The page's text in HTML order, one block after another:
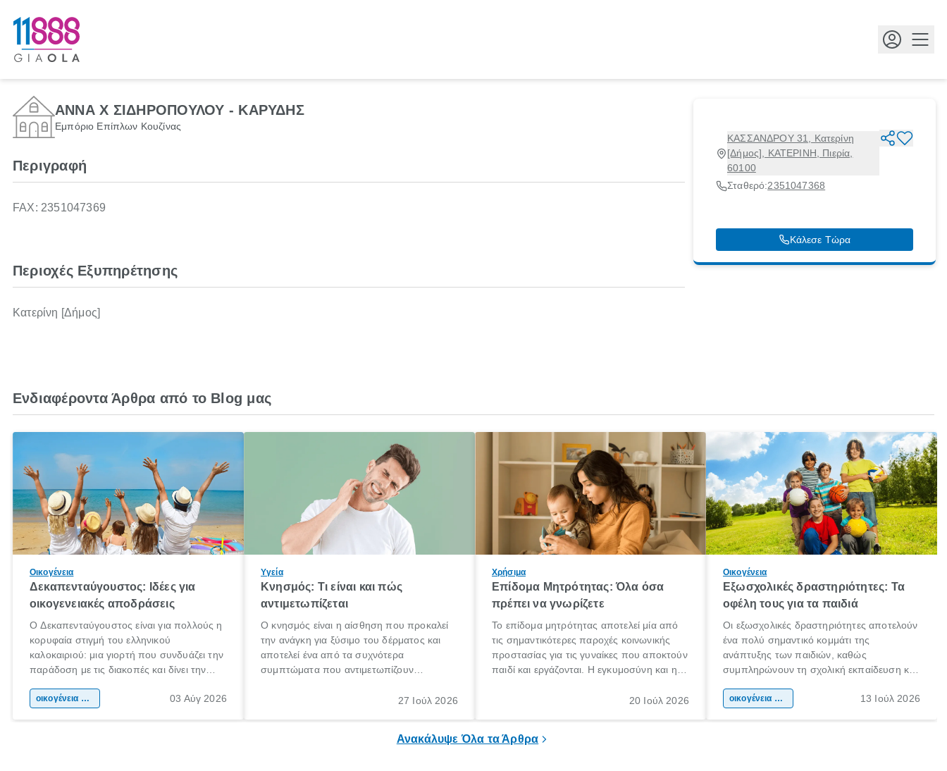
ΑΝΝΑ Χ ΣΙΔΗΡΟΠΟΥΛΟΥ - ΚΑΡΥΔΗΣ
Εμπόριο Επίπλων Κουζίνας
ΚΑΣΣΑΝΔΡΟΥ 31, Κατερίνη
[Δήμος], ΚΑΤΕΡΙΝΗ, Πιερία,
60100
Σταθερό:2351047368
Κάλεσε Τώρα
Περιγραφή
FAX: 2351047369
Περιοχές Εξυπηρέτησης
Κατερίνη [Δήμος]
Ενδιαφέροντα Άρθρα από το Blog μας
Οικογένεια
Δεκαπενταύγουστος: Ιδέες για
οικογενειακές αποδράσεις
Ο Δεκαπενταύγουστος είναι για πολλούς η
κορυφαία στιγμή του ελληνικού
καλοκαιριού: μια γιορτή που συνδυάζει την
παράδοση με τις διακοπές και δίνει την
χώρας. Είτε πρόκειται για λίγες μέρες
οικογένεια & παιδί 03 Αύγ 2026
Υγεία
Κνησμός: Τι είναι και πώς
αντιμετωπίζεται
Ο κνησμός είναι η αίσθηση που προκαλεί
την ανάγκη για ξύσιμο του δέρματος και
αποτελεί ένα από τα συχνότερα
συμπτώματα που αντιμετωπίζουν
πληροφορίες για το «κνησμός τι είναι»,
27 Ιούλ 2026
Χρήσιμα
Επίδομα Μητρότητας: Όλα όσα
πρέπει να γνωρίζετε
Το επίδομα μητρότητας αποτελεί μία από
τις σημαντικότερες παροχές κοινωνικής
προστασίας για τις γυναίκες που αποκτούν
παιδί και εργάζονται. Η εγκυμοσύνη και η
σημαντική περίοδος στη ζωή κάθε20 Ιούλ 2026
Οικογένεια
Εξωσχολικές δραστηριότητες: Τα
οφέλη τους για τα παιδιά
Οι εξωσχολικές δραστηριότητες αποτελούν
ένα πολύ σημαντικό κομμάτι της
ανάπτυξης των παιδιών, καθώς
συμπληρώνουν τη σχολική εκπαίδευση και
της προσωπικότητας, της κοινωνικότητας
οικογένεια & παιδί 13 Ιούλ 2026
Ανακάλυψε Όλα τα Άρθρα